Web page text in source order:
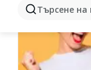
Търсене на